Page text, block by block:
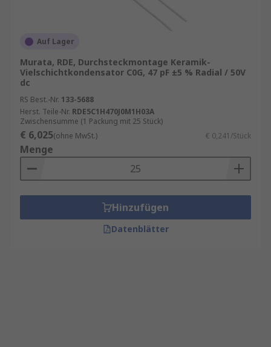
Auf Lager
Murata, RDE, Durchsteckmontage Keramik-
Vielschichtkondensator C0G, 47 pF ±5 % Radial / 50V
dc
RS Best.-Nr. 133-5688
Herst. Teile-Nr. RDE5C1H470J0M1H03A
Zwischensumme (1 Packung mit 25 Stück)
€ 6,025(ohne MwSt.) € 0,241/Stück
Menge
Hinzufügen
Datenblätter